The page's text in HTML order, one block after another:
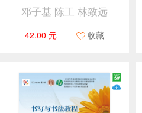
邓子基 陈工 林致远
42.00 元 收藏